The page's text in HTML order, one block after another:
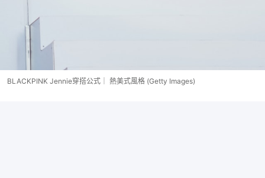
BLACKPINK Jennie穿搭公式｜ 熱美式風格 (Getty Images)